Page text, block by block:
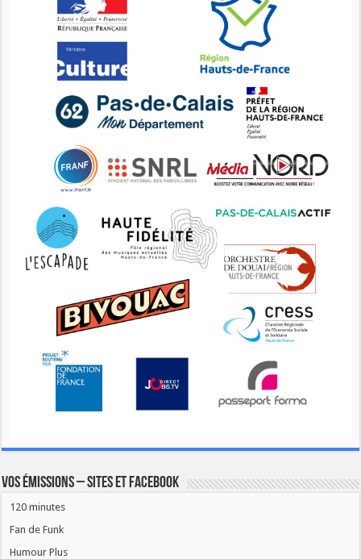
Vos émissions – Sites et Facebook
120 minutes
Fan de Funk
Humour Plus